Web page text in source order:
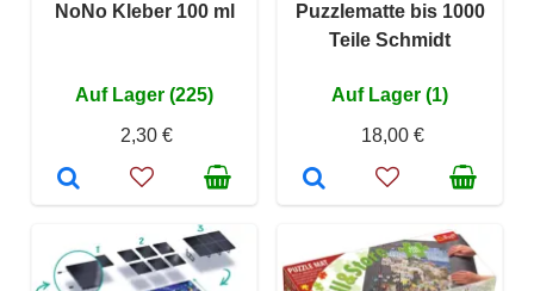
NoNo Kleber 100 ml
Auf Lager (225)
2,30 €
Puzzlematte bis 1000
Teile Schmidt
Auf Lager (1)
18,00 €